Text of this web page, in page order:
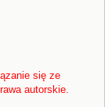
się ze
autorskie.